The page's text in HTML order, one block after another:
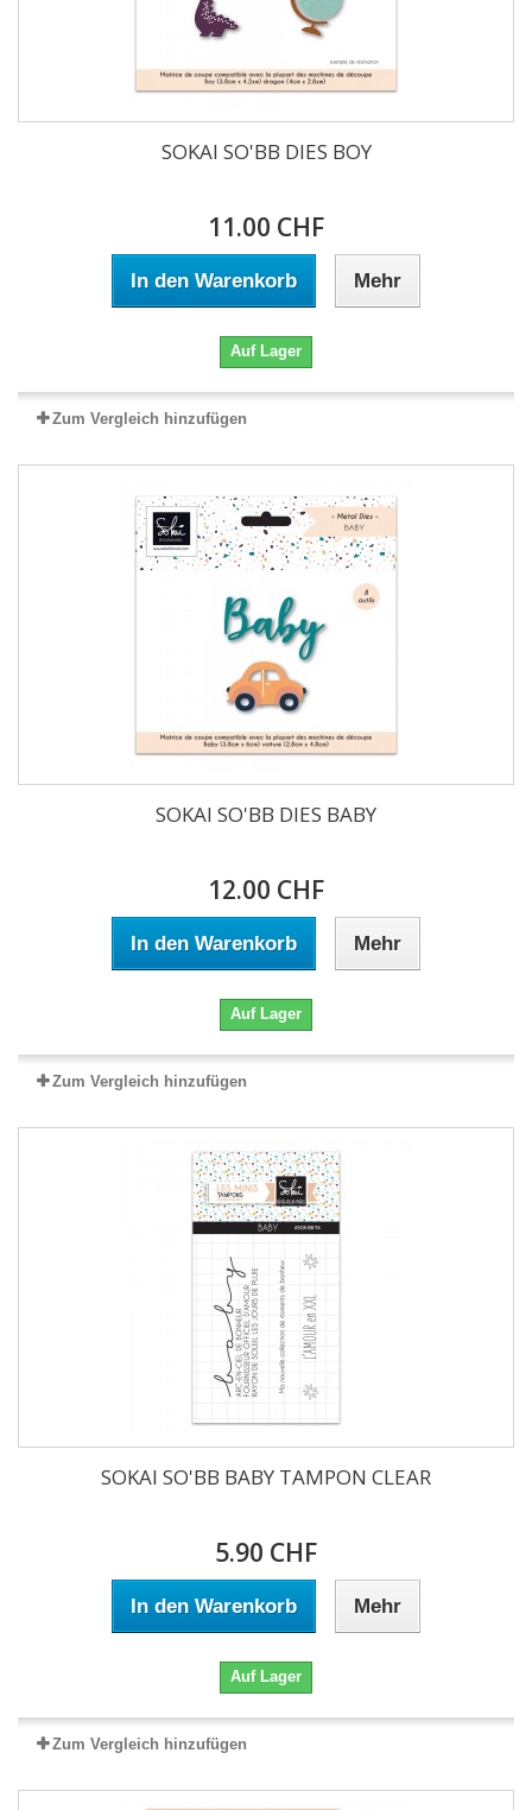
SOKAI SO'BB DIES BOY
11.00 CHF
In den Warenkorb Mehr
Auf Lager
Zum Vergleich hinzufügen
SOKAI SO'BB DIES BABY
12.00 CHF
In den Warenkorb Mehr
Auf Lager
Zum Vergleich hinzufügen
SOKAI SO'BB BABY TAMPON CLEAR
5.90 CHF
In den Warenkorb Mehr
Auf Lager
Zum Vergleich hinzufügen